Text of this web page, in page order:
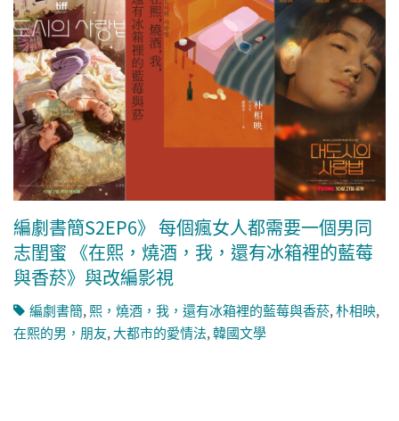
編劇書簡S2EP6》 每個瘋女人都需要一個男同
志閨蜜 《在熙，燒酒，我，還有冰箱裡的藍莓
與香菸》與改編影視
編劇書簡,熙，燒酒，我，還有冰箱裡的藍莓與香菸,朴相映,
在熙的男，朋友,大都市的愛情法,韓國文學